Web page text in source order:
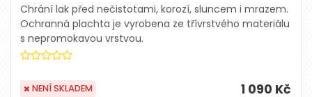
Chrání lak před nečistotami, korozí, sluncem i mrazem.
Ochranná plachta je vyrobena ze třívrstvého materiálu
s nepromokavou vrstvou.
1 090 Kč
NENÍ SKLADEM